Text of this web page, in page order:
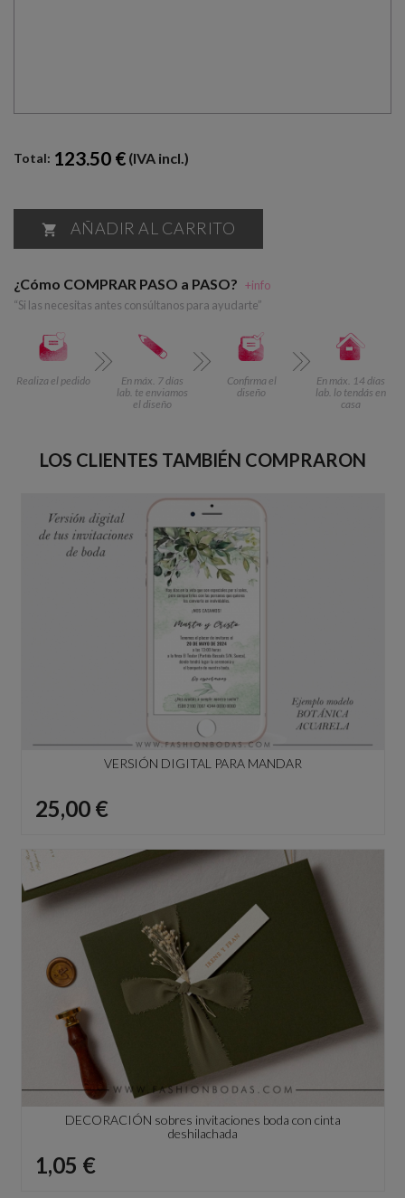
Total: 123.50 € (IVA incl.)
 AÑADIR AL CARRITO
¿Cómo COMPRAR PASO a PASO? +info
“Si las necesitas antes consúltanos para ayudarte”
Realiza el pedido
En máx. 7 días
lab. te enviamos
el diseño
Confirma el
diseño
En máx. 14 días
lab. lo tendás en
casa
LOS CLIENTES TAMBIÉN COMPRARON
VERSIÓN DIGITAL PARA MANDAR
Precio
25,00 €
DECORACIÓN sobres invitaciones boda con cinta
deshilachada
Precio
1,05 €